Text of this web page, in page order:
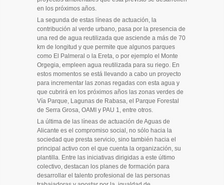
en los próximos años.
La segunda de estas líneas de actuación, la
contribución al verde urbano, pasa por la presencia de
una red de agua reutilizada que asciende a más de 70
km de longitud y que permite que algunos parques
como El Palmeral o la Ereta, o por ejemplo el Monte
Orgegia, empleen agua reutilizada para su riego. En
estos momentos se está llevando a cabo un proyecto
para incrementar las zonas regadas con esta agua y
que cubrirá en los próximos años las zonas verdes de
Vía Parque, Lagunas de Rabasa, el Parque Forestal
de Serra Grosa, OAMI y PAU 1, entre otros.
La última de las líneas de actuación de Aguas de
Alicante es el compromiso social, no sólo hacia la
sociedad que presta servicio, sino también hacia el
principal activo con el que cuenta la organización, su
plantilla. Entre las iniciativas dirigidas a este último
colectivo, destacan los planes de formación para
desarrollar el talento profesional de las personas